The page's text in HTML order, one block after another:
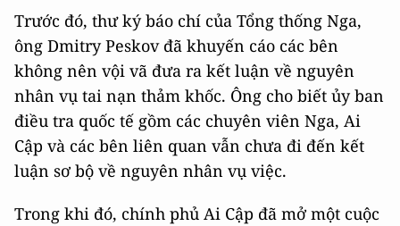
Trước đó, thư ký báo chí của Tổng thống Nga,
ông Dmitry Peskov đã khuyến cáo các bên
không nên vội vã đưa ra kết luận về nguyên
nhân vụ tai nạn thảm khốc. Ông cho biết ủy ban
điều tra quốc tế gồm các chuyên viên Nga, Ai
Cập và các bên liên quan vẫn chưa đi đến kết
luận sơ bộ về nguyên nhân vụ việc.
Trong khi đó, chính phủ Ai Cập đã mở một cuộc